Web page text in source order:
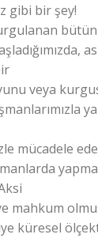
gibi bir şey!
veya
mücadele
mahkum
küresel